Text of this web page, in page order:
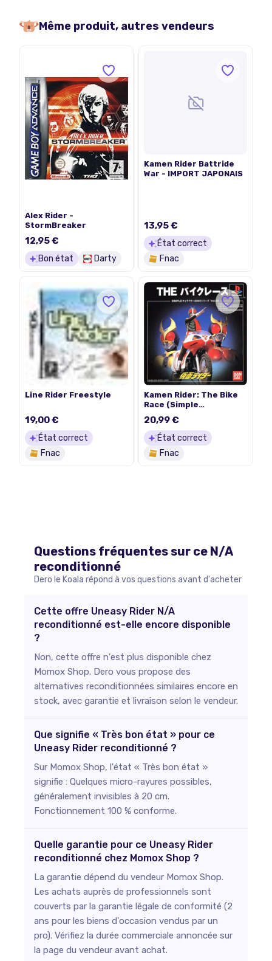
Même produit, autres vendeurs
Alex Rider -
StormBreaker
12,95 €
Bon état Darty
Kamen Rider Battride
War - IMPORT JAPONAIS
13,95 €
État correct
Fnac
Line Rider Freestyle
19,00 €
État correct
Fnac
Kamen Rider: The Bike
Race (Simple
Characters 2000
Series) [IMPORT
JAPONAIS]
20,99 €
État correct
Fnac
Questions fréquentes sur ce N/A
reconditionné
Dero le Koala répond à vos questions avant d'acheter
Cette offre Uneasy Rider N/A
reconditionné est-elle encore disponible
?
Non, cette offre n'est plus disponible chez
Momox Shop. Dero vous propose des
alternatives reconditionnées similaires encore en
stock, avec garantie et livraison selon le vendeur.
Que signifie « Très bon état » pour ce
Uneasy Rider reconditionné ?
Sur Momox Shop, l'état « Très bon état »
signifie : Quelques micro-rayures possibles,
généralement invisibles à 20 cm.
Fonctionnement 100 % conforme.
Quelle garantie pour ce Uneasy Rider
reconditionné chez Momox Shop ?
La garantie dépend du vendeur Momox Shop.
Les achats auprès de professionnels sont
couverts par la garantie légale de conformité (2
ans pour les biens d'occasion vendus par un
pro). Vérifiez la durée commerciale annoncée sur
la page du vendeur avant achat.